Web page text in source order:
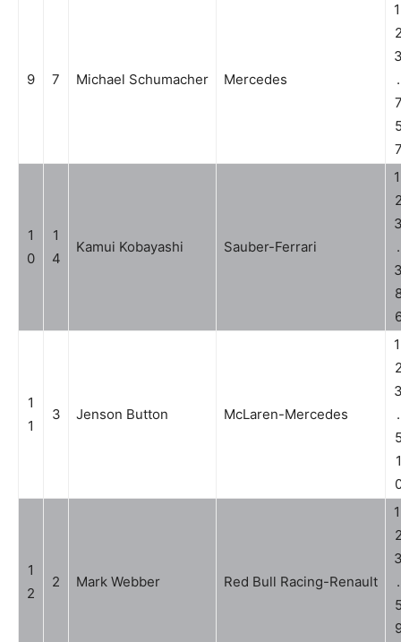
9 7 Michael Schumacher Mercedes
.
1
0
1
4
Kamui Kobayashi Sauber-Ferrari
.
1
1
3 Jenson Button McLaren-Mercedes
.
1
1
2
2 Mark Webber Red Bull Racing-Renault
.